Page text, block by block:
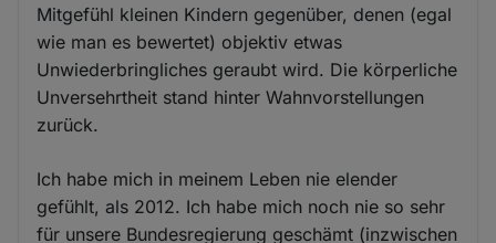
Mitgefühl kleinen Kindern gegenüber, denen (egal
wie man es bewertet) objektiv etwas
Unwiederbringliches geraubt wird. Die körperliche
Unversehrtheit stand hinter Wahnvorstellungen
zurück.
Ich habe mich in meinem Leben nie elender
gefühlt, als 2012. Ich habe mich noch nie so sehr
für unsere Bundesregierung geschämt (inzwischen